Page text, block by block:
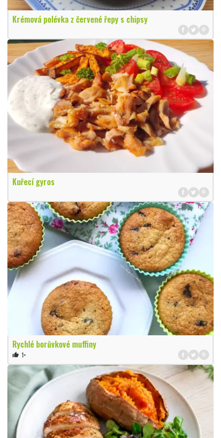
Krémová polévka z červené řepy s chipsy
Kuřecí gyros
Rychlé borůvkové muffiny
thumb_up 1×